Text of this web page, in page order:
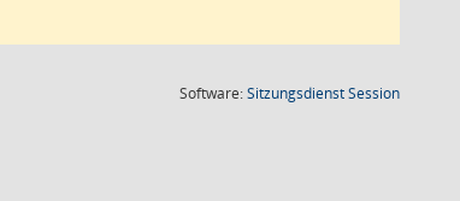
Software:SitzungsdienstSession(Wird in